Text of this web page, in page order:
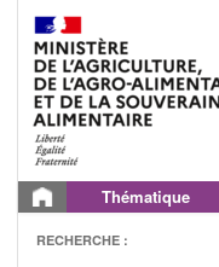
Thématique
RECHERCHE :